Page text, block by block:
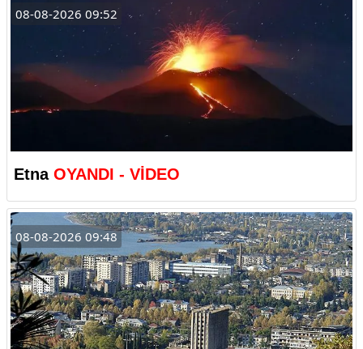
08-08-2026 09:52
Etna OYANDI - VİDEO
08-08-2026 09:48